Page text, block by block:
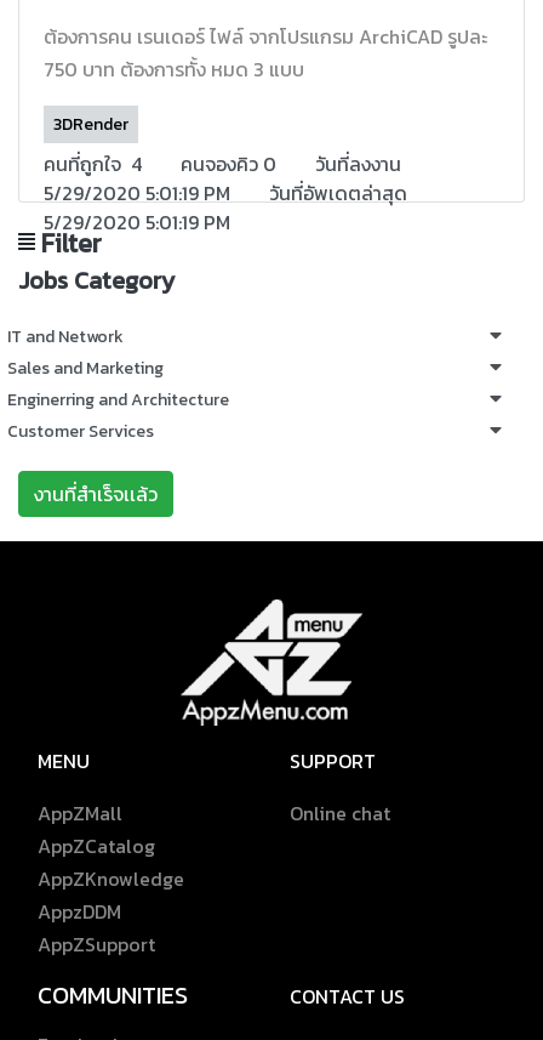
ต้องการคน เรนเดอร์ ไฟล์ จากโปรแกรม ArchiCAD รูปละ
750 บาท ต้องการทั้ง หมด 3 แบบ
3DRender
คนที่ถูกใจ 4 คนจองคิว 0 วันที่ลงงาน
5/29/2020 5:01:19 PM วันที่อัพเดตล่าสุด
5/29/2020 5:01:19 PM
Filter
Jobs Category
IT and Network
Sales and Marketing
Enginerring and Architecture
Customer Services
งานที่สำเร็จเเล้ว
MENU
AppZMall
AppZCatalog
AppZKnowledge
AppzDDM
AppZSupport
SUPPORT
Online chat
COMMUNITIES
CONTACT US